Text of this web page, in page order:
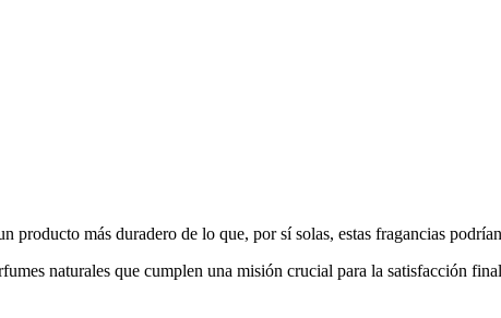
producto más duradero de lo que, por sí solas, estas fragancias
naturales que cumplen una misión crucial para la satisfacción